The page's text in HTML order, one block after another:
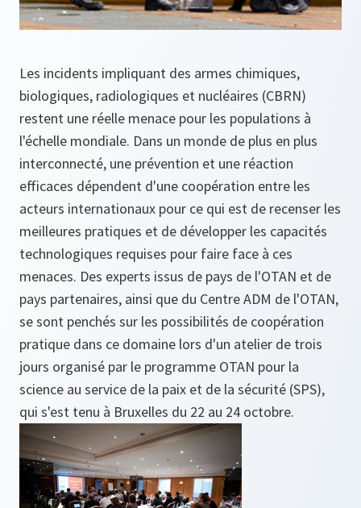
Les incidents impliquant des armes chimiques,
biologiques, radiologiques et nucléaires (CBRN)
restent une réelle menace pour les populations à
l'échelle mondiale. Dans un monde de plus en plus
interconnecté, une prévention et une réaction
efficaces dépendent d'une coopération entre les
acteurs internationaux pour ce qui est de recenser les
meilleures pratiques et de développer les capacités
technologiques requises pour faire face à ces
menaces. Des experts issus de pays de l'OTAN et de
pays partenaires, ainsi que du Centre ADM de l'OTAN,
se sont penchés sur les possibilités de coopération
pratique dans ce domaine lors d'un atelier de trois
jours organisé par le programme OTAN pour la
science au service de la paix et de la sécurité (SPS),
qui s'est tenu à Bruxelles du 22 au 24 octobre.